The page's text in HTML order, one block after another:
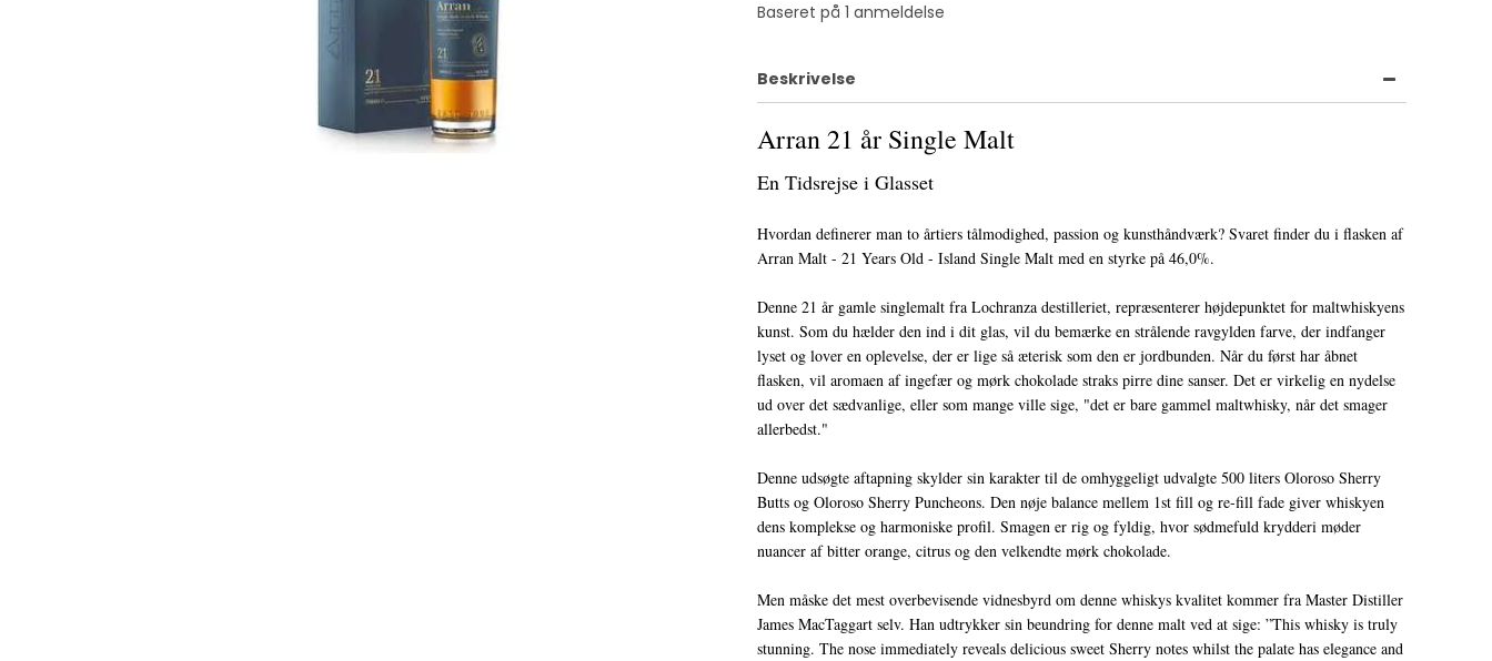
Baseret på 1 anmeldelse
Beskrivelse
Arran 21 år Single Malt
En Tidsrejse i Glasset
Hvordan definerer man to årtiers tålmodighed, passion og kunsthåndværk? Svaret finder du i flasken af
Arran Malt - 21 Years Old - Island Single Malt med en styrke på 46,0%.
Denne 21 år gamle singlemalt fra Lochranza destilleriet, repræsenterer højdepunktet for maltwhiskyens
kunst. Som du hælder den ind i dit glas, vil du bemærke en strålende ravgylden farve, der indfanger
lyset og lover en oplevelse, der er lige så æterisk som den er jordbunden. Når du først har åbnet
flasken, vil aromaen af ingefær og mørk chokolade straks pirre dine sanser. Det er virkelig en nydelse
ud over det sædvanlige, eller som mange ville sige, "det er bare gammel maltwhisky, når det smager
allerbedst."
Denne udsøgte aftapning skylder sin karakter til de omhyggeligt udvalgte 500 liters Oloroso Sherry
Butts og Oloroso Sherry Puncheons. Den nøje balance mellem 1st fill og re-fill fade giver whiskyen
dens komplekse og harmoniske profil. Smagen er rig og fyldig, hvor sødmefuld krydderi møder
nuancer af bitter orange, citrus og den velkendte mørk chokolade.
Men måske det mest overbevisende vidnesbyrd om denne whiskys kvalitet kommer fra Master Distiller
James MacTaggart selv. Han udtrykker sin beundring for denne malt ved at sige: ”This whisky is truly
stunning. The nose immediately reveals delicious sweet Sherry notes whilst the palate has elegance and